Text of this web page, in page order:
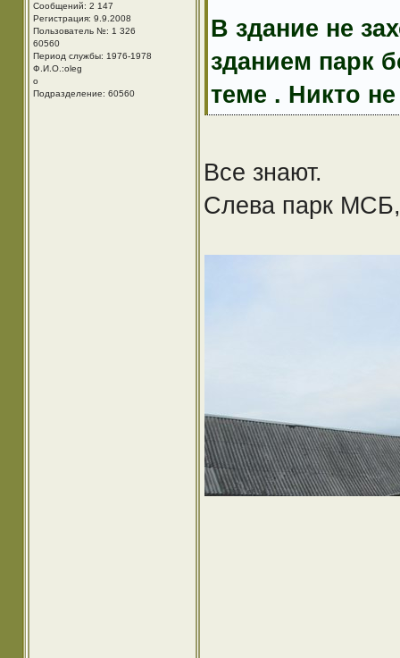
Сообщений: 2 147
Регистрация: 9.9.2008
Пользователь №: 1 326
60560
Период службы: 1976-1978
Ф.И.О.:oleg
o
Подразделение: 60560
В здание не
зданием парк
теме . Никто
Все знают.
Слева парк